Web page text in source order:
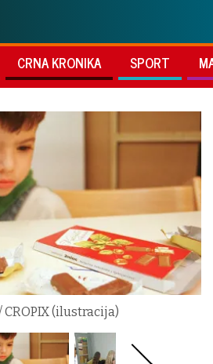
CRNA KRONIKA SPORT
CROPIX (ilustracija)